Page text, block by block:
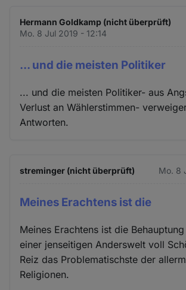
Hermann Goldkamp (nicht überprüft)
Mo. 8 Jul 2019 - 12:14
... und die meisten Politiker
... und die meisten Politiker- aus
Verlust an Wählerstimmen-
Antworten.
streminger (nicht überprüft) Mo. 8
Meines Erachtens ist die
Meines Erachtens ist die
einer jenseitigen Anderswelt voll
Reiz das Problematischste der
Religionen.